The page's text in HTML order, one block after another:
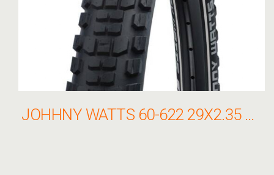
JOHHNY WATTS 60-622 29X2.35 HS604 KÜLSŐ